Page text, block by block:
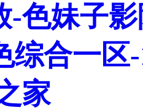
-色妹子
综合一
家